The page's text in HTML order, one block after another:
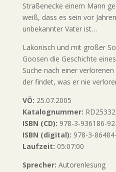
Straßenecke einem Mann
weiß, dass es sein vor
unbekannter Vater ist…
Lakonisch und mit großer
Goosen die Geschichte
Suche nach einer
der findet, was er nie
VÖ: 25.07.2005
Katalognummer:
ISBN (CD): 978-3-936186-
ISBN (digital): 978-3-
Laufzeit: 05:07:00
Sprecher: Autorenlesung